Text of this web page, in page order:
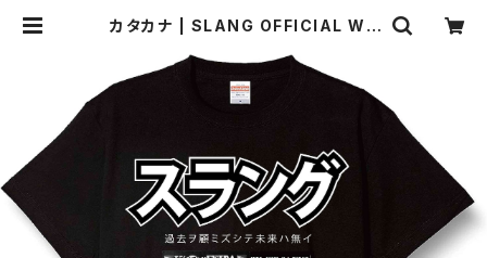
カタカナ | SLANG OFFICIAL WE